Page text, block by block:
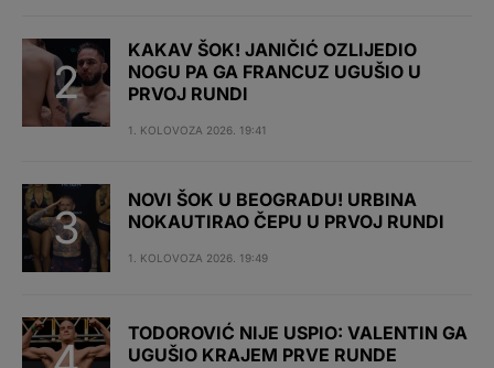
KAKAV ŠOK! JANIČIĆ OZLIJEDIO
NOGU PA GA FRANCUZ UGUŠIO U
PRVOJ RUNDI
1. KOLOVOZA 2026. 19:41
NOVI ŠOK U BEOGRADU! URBINA
NOKAUTIRAO ČEPU U PRVOJ RUNDI
1. KOLOVOZA 2026. 19:49
TODOROVIĆ NIJE USPIO: VALENTIN GA
UGUŠIO KRAJEM PRVE RUNDE